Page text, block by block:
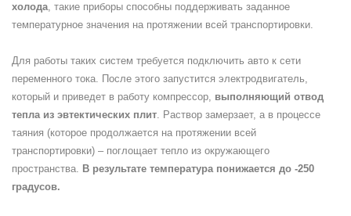
холода, такие приборы способны поддерживать заданное
температурное значения на протяжении всей транспортировки.
Для работы таких систем требуется подключить авто к сети
переменного тока. После этого запустится электродвигатель,
который и приведет в работу компрессор, выполняющий отвод
тепла из эвтектических плит. Раствор замерзает, а в процессе
таяния (которое продолжается на протяжении всей
транспортировки) – поглощает тепло из окружающего
пространства. В результате температура понижается до -250
градусов.